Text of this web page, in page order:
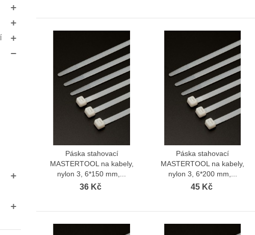
Zobrazit více
Páska stahovací
MASTERTOOL na kabely,
nylon 3, 6*150 mm,...
36 Kč
Zobrazit více
Páska stahovací
MASTERTOOL na kabely,
nylon 3, 6*200 mm,...
45 Kč